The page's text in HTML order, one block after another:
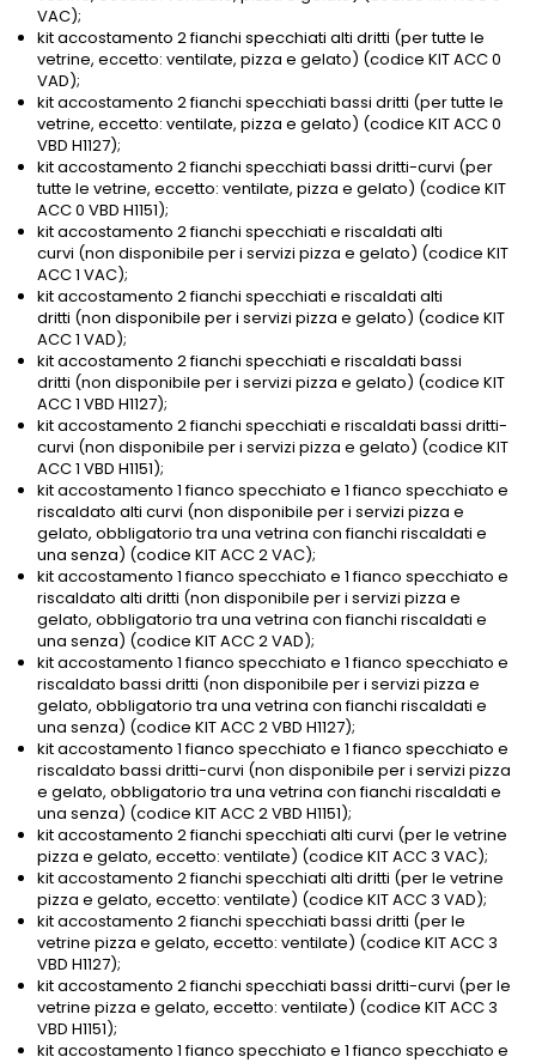
VAC);
kit accostamento 2 fianchi specchiati alti dritti (per tutte le
vetrine, eccetto: ventilate, pizza e gelato) (codice KIT ACC 0
VAD);
kit accostamento 2 fianchi specchiati bassi dritti (per tutte le
vetrine, eccetto: ventilate, pizza e gelato) (codice KIT ACC 0
VBD H1127);
kit accostamento 2 fianchi specchiati bassi dritti-curvi (per
tutte le vetrine, eccetto: ventilate, pizza e gelato) (codice KIT
ACC 0 VBD H1151);
kit accostamento 2 fianchi specchiati e riscaldati alti
curvi (non disponibile per i servizi pizza e gelato) (codice KIT
ACC 1 VAC);
kit accostamento 2 fianchi specchiati e riscaldati alti
dritti (non disponibile per i servizi pizza e gelato) (codice KIT
ACC 1 VAD);
kit accostamento 2 fianchi specchiati e riscaldati bassi
dritti (non disponibile per i servizi pizza e gelato) (codice KIT
ACC 1 VBD H1127);
kit accostamento 2 fianchi specchiati e riscaldati bassi dritti-
curvi (non disponibile per i servizi pizza e gelato) (codice KIT
ACC 1 VBD H1151);
kit accostamento 1 fianco specchiato e 1 fianco specchiato e
riscaldato alti curvi (non disponibile per i servizi pizza e
gelato, obbligatorio tra una vetrina con fianchi riscaldati e
una senza) (codice KIT ACC 2 VAC);
kit accostamento 1 fianco specchiato e 1 fianco specchiato e
riscaldato alti dritti (non disponibile per i servizi pizza e
gelato, obbligatorio tra una vetrina con fianchi riscaldati e
una senza) (codice KIT ACC 2 VAD);
kit accostamento 1 fianco specchiato e 1 fianco specchiato e
riscaldato bassi dritti (non disponibile per i servizi pizza e
gelato, obbligatorio tra una vetrina con fianchi riscaldati e
una senza) (codice KIT ACC 2 VBD H1127);
kit accostamento 1 fianco specchiato e 1 fianco specchiato e
riscaldato bassi dritti-curvi (non disponibile per i servizi pizza
e gelato, obbligatorio tra una vetrina con fianchi riscaldati e
una senza) (codice KIT ACC 2 VBD H1151);
kit accostamento 2 fianchi specchiati alti curvi (per le vetrine
pizza e gelato, eccetto: ventilate) (codice KIT ACC 3 VAC);
kit accostamento 2 fianchi specchiati alti dritti (per le vetrine
pizza e gelato, eccetto: ventilate) (codice KIT ACC 3 VAD);
kit accostamento 2 fianchi specchiati bassi dritti (per le
vetrine pizza e gelato, eccetto: ventilate) (codice KIT ACC 3
VBD H1127);
kit accostamento 2 fianchi specchiati bassi dritti-curvi (per le
vetrine pizza e gelato, eccetto: ventilate) (codice KIT ACC 3
VBD H1151);
kit accostamento 1 fianco specchiato e 1 fianco specchiato e